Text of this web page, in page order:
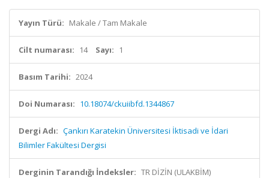
Yayın Türü: Makale / Tam Makale
Cilt numarası: 14 Sayı: 1
Basım Tarihi: 2024
Doi Numarası: 10.18074/ckuiibfd.1344867
Dergi Adı: Çankırı Karatekin Üniversitesi İktisadi ve İdari
Bilimler Fakültesi Dergisi
Derginin Tarandığı İndeksler: TR DİZİN (ULAKBİM)